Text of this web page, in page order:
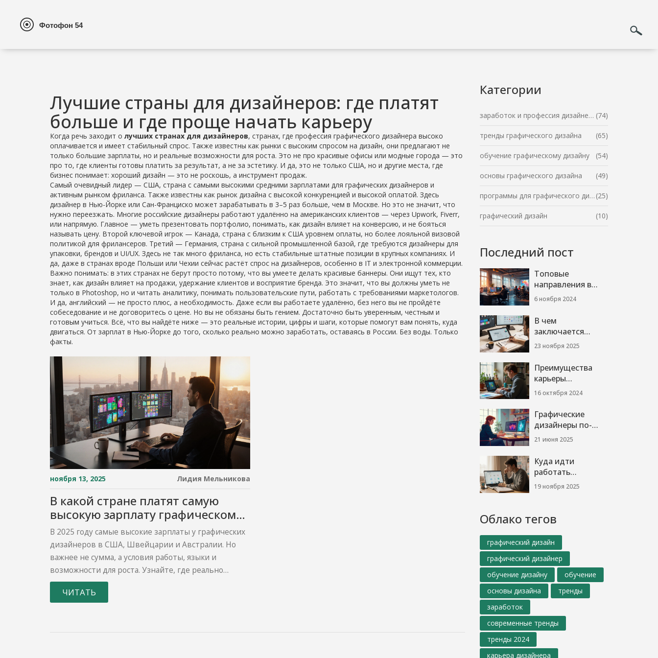
Лучшие страны для дизайнеров: где платят
больше и где проще начать карьеру
Когда речь заходит о лучших странах для дизайнеров, странах, где профессия графического дизайнера высоко
оплачивается и имеет стабильный спрос. Также известны как рынки с высоким спросом на дизайн, они предлагают не
только большие зарплаты, но и реальные возможности для роста. Это не про красивые офисы или модные города — это
про то, где клиенты готовы платить за результат, а не за эстетику. И да, это не только США, но и другие места, где
бизнес понимает: хороший дизайн — это не роскошь, а инструмент продаж.
Самый очевидный лидер — США, страна с самыми высокими средними зарплатами для графических дизайнеров и
активным рынком фриланса. Также известны как рынок дизайна с высокой конкуренцией и высокой оплатой. Здесь
дизайнер в Нью-Йорке или Сан-Франциско может зарабатывать в 3–5 раз больше, чем в Москве. Но это не значит, что
нужно переезжать. Многие российские дизайнеры работают удалённо на американских клиентов — через Upwork, Fiverr,
или напрямую. Главное — уметь презентовать портфолио, понимать, как дизайн влияет на конверсию, и не бояться
называть цену. Второй ключевой игрок — Канада, страна с близким к США уровнем оплаты, но более лояльной визовой
политикой для фрилансеров. Третий — Германия, страна с сильной промышленной базой, где требуются дизайнеры для
упаковки, брендов и UI/UX. Здесь не так много фриланса, но есть стабильные штатные позиции в крупных компаниях. И
да, даже в странах вроде Польши или Чехии сейчас растёт спрос на дизайнеров, особенно в IT и электронной коммерции.
Важно понимать: в этих странах не берут просто потому, что вы умеете делать красивые баннеры. Они ищут тех, кто
знает, как дизайн влияет на продажи, удержание клиентов и восприятие бренда. Это значит, что вы должны уметь не
только в Photoshop, но и читать аналитику, понимать пользовательские пути, работать с требованиями маркетологов.
И да, английский — не просто плюс, а необходимость. Даже если вы работаете удалённо, без него вы не пройдёте
собеседование и не договоритесь о цене. Но вы не обязаны быть гением. Достаточно быть уверенным, честным и
готовым учиться. Всё, что вы найдёте ниже — это реальные истории, цифры и шаги, которые помогут вам понять, куда
двигаться. От зарплат в Нью-Йорке до того, сколько реально можно заработать, оставаясь в России. Без воды. Только
факты.
ноября 13, 2025 Лидия Мельникова
В какой стране платят самую
высокую зарплату графическому
дизайнеру в 2025 году?
В 2025 году самые высокие зарплаты у графических
дизайнеров в США, Швейцарии и Австралии. Но
важнее не сумма, а условия работы, языки и
возможности для роста. Узнайте, где реально
можно заработать больше - и как начать работать
за границей, не уезжая из России.
ЧИТАТЬ
Категории
заработок и профессия дизайнера (74)
тренды графического дизайна (65)
обучение графическому дизайну (54)
основы графического дизайна (49)
программы для графического дизайна (25)
графический дизайн (10)
Последний пост
Топовые
направления в
графическом
дизайне: какие
специалисты
наиболее
6 ноября 2024
В чем
заключается
профессия
графического
дизайнера: что
делает дизайнер
на самом деле
23 ноября 2025
Преимущества
карьеры
графического
дизайнера
16 октября 2024
Графические
дизайнеры по-
прежнему
происходит с
профессией в 2025
году
21 июня 2025
Куда идти
работать
графическим
дизайнером: где
кого
ориентироваться
в 2025 году
19 ноября 2025
Облако тегов
графический дизайн
графический дизайнер
обучение дизайну
обучение
основы дизайна
тренды
заработок
современные тренды
тренды 2024
карьера дизайнера